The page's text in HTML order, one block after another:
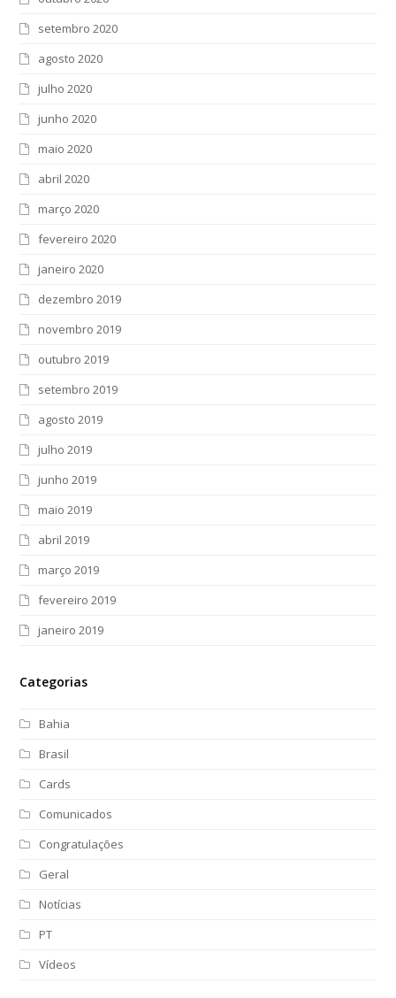
setembro 2020
agosto 2020
julho 2020
junho 2020
maio 2020
abril 2020
março 2020
fevereiro 2020
janeiro 2020
dezembro 2019
novembro 2019
outubro 2019
setembro 2019
agosto 2019
julho 2019
junho 2019
maio 2019
abril 2019
março 2019
fevereiro 2019
janeiro 2019
Categorias
Bahia
Brasil
Cards
Comunicados
Congratulações
Geral
Notícias
PT
Vídeos